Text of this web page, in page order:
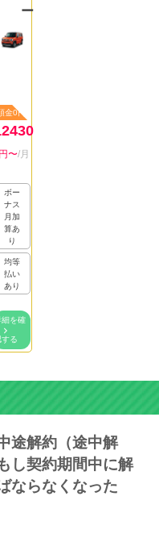
ー
金0円
円〜/月
ボー
ナス
月加
算あ
り
均等
払い
あり
細を確
する
途解約（途中解
し契約期間中に解
ならなくなった